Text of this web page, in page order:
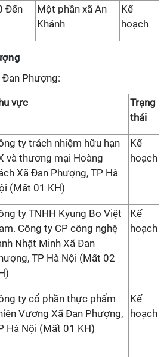
Đến
Một phần xã An
Khánh
Kế
hoạch
Phượng:
vực
Trạng
thái
ty trách nhiệm hữu hạn
và thương mại Hoàng
Xã Đan Phượng, TP Hà
(Mất 01 KH)
Kế
hoạch
ty TNHH Kyung Bo Việt
Công ty CP công nghệ
Nhật Minh Xã Đan
TP Hà Nội (Mất 02
Kế
hoạch
ty cổ phần thực phẩm
Vương Xã Đan Phượng,
Hà Nội (Mất 01 KH)
Kế
hoạch